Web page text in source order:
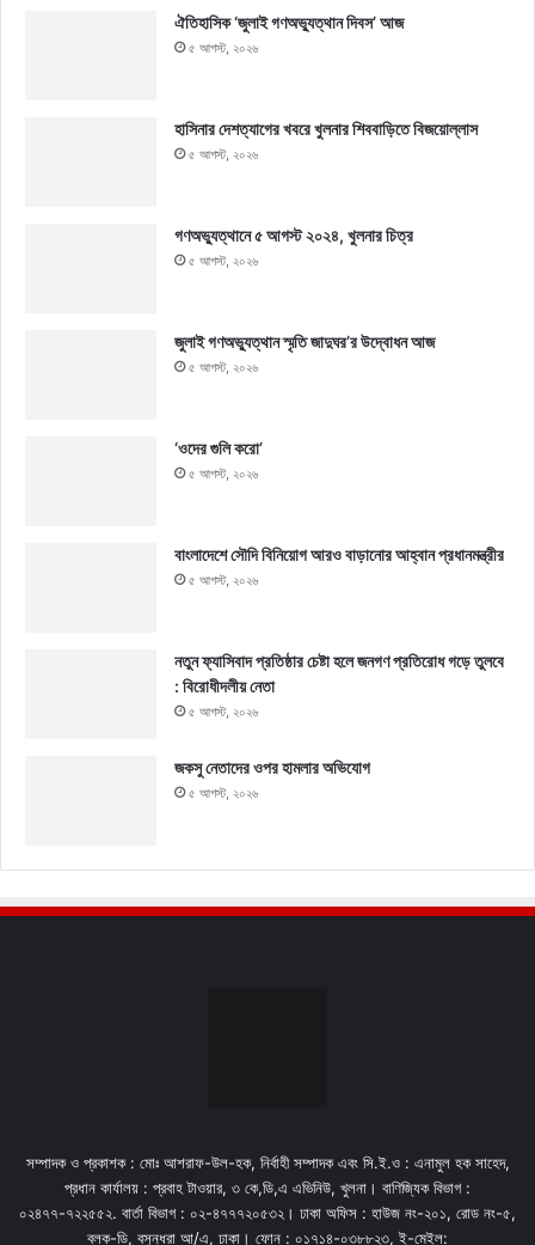
ঐতিহাসিক ‘জুলাই গণঅভ্যুত্থান দিবস’ আজ
৫ আগস্ট, ২০২৬
হাসিনার দেশত্যাগের খবরে খুলনার শিববাড়িতে বিজয়োল্লাস
৫ আগস্ট, ২০২৬
গণঅভ্যুত্থানে ৫ আগস্ট ২০২৪, খুলনার চিত্র
৫ আগস্ট, ২০২৬
জুলাই গণঅভ্যুত্থান স্মৃতি জাদুঘর’র উদ্বোধন আজ
৫ আগস্ট, ২০২৬
‘ওদের গুলি করো’
৫ আগস্ট, ২০২৬
বাংলাদেশে সৌদি বিনিয়োগ আরও বাড়ানোর আহ্বান প্রধানমন্ত্রীর
৫ আগস্ট, ২০২৬
নতুন ফ্যাসিবাদ প্রতিষ্ঠার চেষ্টা হলে জনগণ প্রতিরোধ গড়ে তুলবে
: বিরোধীদলীয় নেতা
৫ আগস্ট, ২০২৬
জকসু নেতাদের ওপর হামলার অভিযোগ
৫ আগস্ট, ২০২৬
সম্পাদক ও প্রকাশক : মোঃ আশরাফ-উল-হক, নির্বাহী সম্পাদক এবং সি.ই.ও : এনামুল হক সাহেদ,
প্রধান কার্যালয় : প্রবাহ টাওয়ার, ৩ কে,ডি,এ এভিনিউ, খুলনা। বাণিজ্যিক বিভাগ :
০২৪৭৭-৭২২৫৫২. বার্তা বিভাগ : ০২-৪৭৭৭২০৫৩২। ঢাকা অফিস : হাউজ নং-২০১, রোড নং-৫,
ব্লক-ডি, বসুন্ধরা আ/এ, ঢাকা। ফোন : ০১৭১৪-০৩৮৮২৩, ই-মেইল: